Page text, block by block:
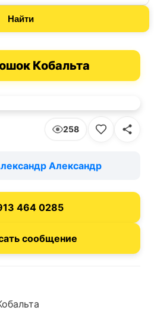
ОБЪЯВЛЕНИЙ ЗДЕСЬ
ОБЪЯВЛЕНИЕКобальта
258
Александр
464 0285
сообщение